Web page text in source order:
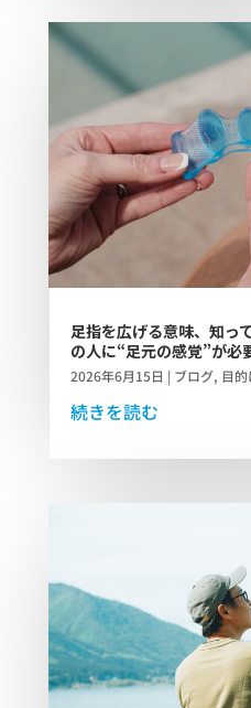
足指を広げる意味、知っ
の人に“足元の感覚”が必
2026年6月15日 | ブログ, 目
続きを読む